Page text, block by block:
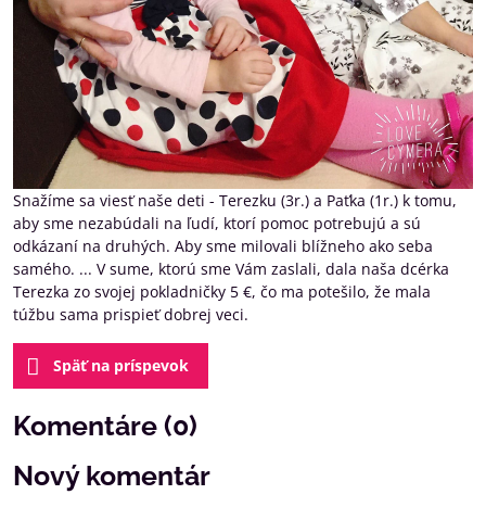
Snažíme sa viesť naše deti - Terezku (3r.) a Paťka (1r.) k tomu,
aby sme nezabúdali na ľudí, ktorí pomoc potrebujú a sú
odkázaní na druhých. Aby sme milovali blížneho ako seba
samého. ... V sume, ktorú sme Vám zaslali, dala naša dcérka
Terezka zo svojej pokladničky 5 €, čo ma potešilo, že mala
túžbu sama prispieť dobrej veci.
Späť na príspevok
Komentáre (0)
Nový komentár